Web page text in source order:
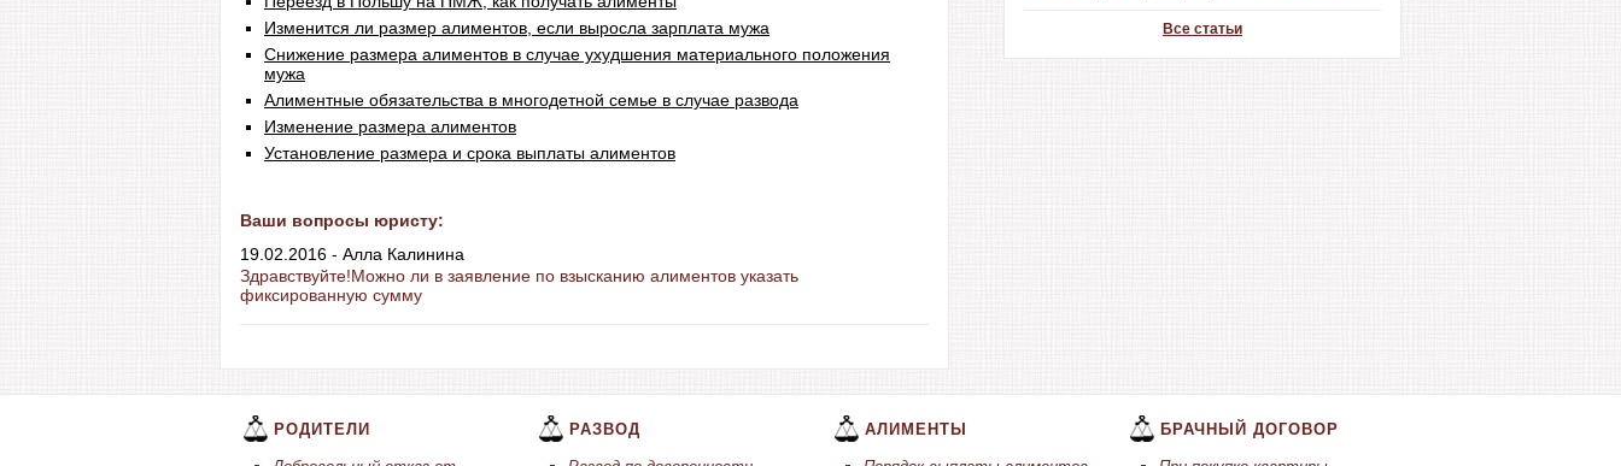
Изменится ли размер алиментов, если выросла зарплата мужа
Снижение размера алиментов в случае ухудшения материального положения
мужа
Алиментные обязательства в многодетной семье в случае развода
Изменение размера алиментов
Установление размера и срока выплаты алиментов
Ваши вопросы юристу:
19.02.2016 - Алла Калинина
Здравствуйте!Можно ли в заявление по взысканию алиментов указать
фиксированную сумму
Все статьи
РОДИТЕЛИ РАЗВОД АЛИМЕНТЫ БРАЧНЫЙ ДОГОВОР